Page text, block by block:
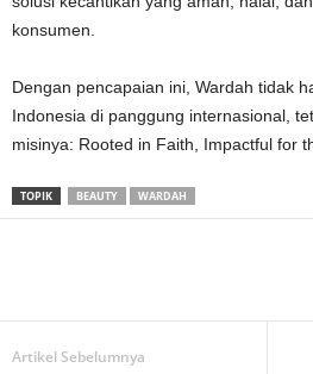
konsumen.
Dengan pencapaian ini, Wardah tidak
Indonesia di panggung internasional,
misinya: Rooted in Faith, Impactful for
TOPIK BEAUTY WARDAH
Artikel Sebelumnya